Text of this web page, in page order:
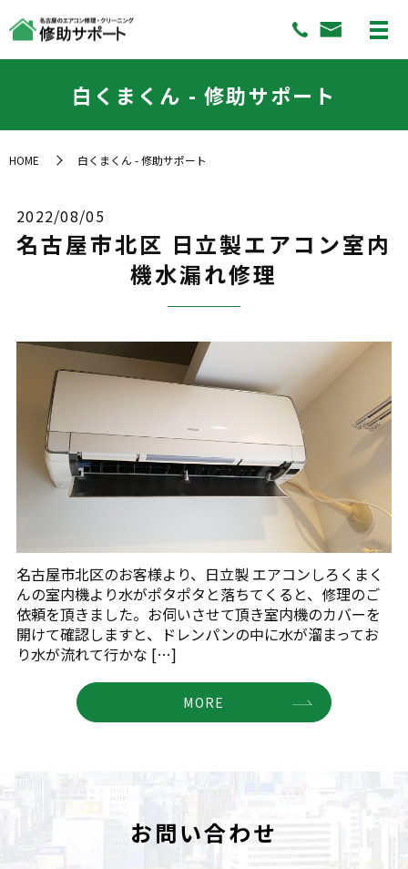
白くまくん - 修助サポート
HOME 白くまくん - 修助サポート
2022/08/05
名古屋市北区 日立製エアコン室内
機水漏れ修理
名古屋市北区のお客様より、日立製 エアコンしろくまく
んの室内機より水がポタポタと落ちてくると、修理のご
依頼を頂きました。お伺いさせて頂き室内機のカバーを
開けて確認しますと、ドレンパンの中に水が溜まってお
り水が流れて行かな […]
MORE
お問い合わせ